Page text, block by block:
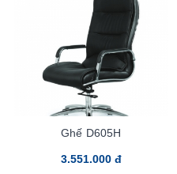
Ghế D605H
3.551.000 đ